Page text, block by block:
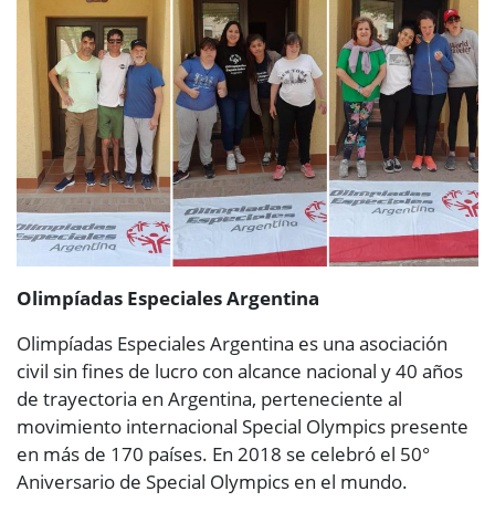
Olimpíadas Especiales Argentina
Olimpíadas Especiales Argentina es una asociación
civil sin fines de lucro con alcance nacional y 40 años
de trayectoria en Argentina, perteneciente al
movimiento internacional Special Olympics presente
en más de 170 países. En 2018 se celebró el 50°
Aniversario de Special Olympics en el mundo.